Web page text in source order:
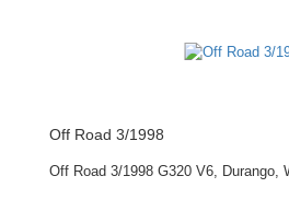
Off Road 3/1998
Off Road 3/1998 G320 V6, Durango,